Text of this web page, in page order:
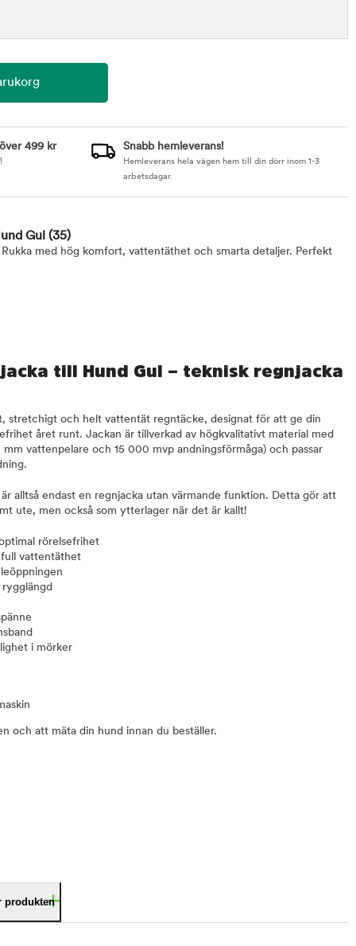
499 kr Snabb hemleverans!
Hemleverans hela vägen hem till din dörr inom 1-3
arbetsdagar.
Gul (35)
med hög komfort, vattentäthet och smarta detaljer. Perfekt
till Hund Gul – teknisk regnjacka
stretchigt och helt vattentät regntäcke, designat för att ge din
året runt. Jackan är tillverkad av högkvalitativt material med
vattenpelare och 15 000 mvp andningsförmåga) och passar
alltså endast en regnjacka utan värmande funktion. Detta gör att
ute, men också som ytterlager när det är kallt!
rörelsefrihet
vattentäthet
i mörker
och att mäta din hund innan du beställer.
produkten